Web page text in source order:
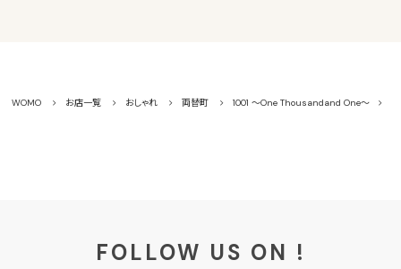
WOMO お店一覧 おしゃれ 両替町 1001 ～One Thousandand One～
FOLLOW US ON !